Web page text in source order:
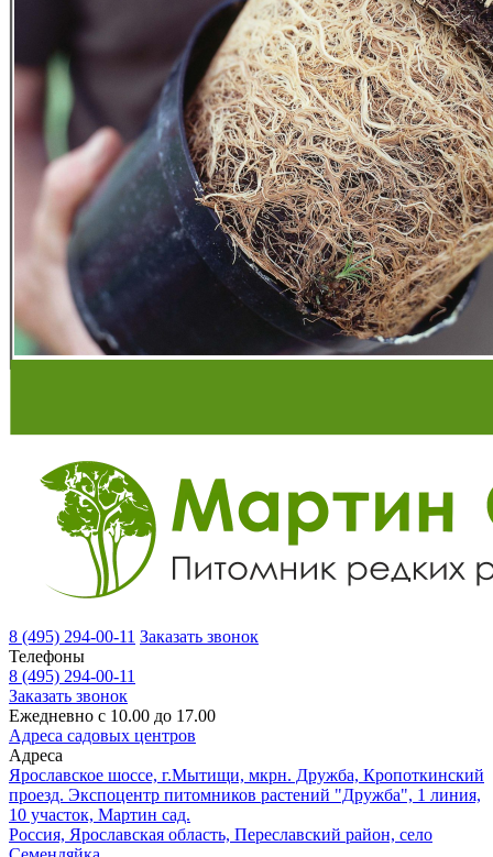
8 (495) 294-00-11 Заказать звонок
Телефоны
8 (495) 294-00-11
Заказать звонок
Ежедневно с 10.00 до 17.00
Адреса садовых центров
Адреса
Ярославское шоссе, г.Мытищи, мкрн. Дружба, Кропоткинский
проезд. Экспоцентр питомников растений "Дружба", 1 линия,
10 участок, Мартин сад.
Россия, Ярославская область, Переславский район, село